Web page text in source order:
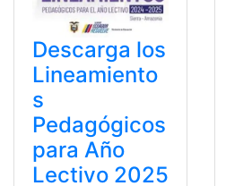
Descarga los
Lineamiento
s
Pedagógicos
para Año
Lectivo 2025